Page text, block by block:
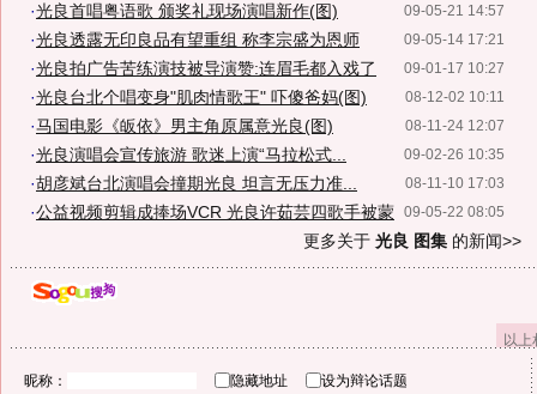
09-05-21 14:57
·光良首唱粤语歌 颁奖礼现场演唱新作(图)
09-05-14 17:21
·光良透露无印良品有望重组 称李宗盛为恩师
09-01-17 10:27
·光良拍广告苦练演技被导演赞:连眉毛都入戏了
08-12-02 10:11
·光良台北个唱变身"肌肉情歌王" 吓傻爸妈(图)
08-11-24 12:07
·马国电影《皈依》男主角原属意光良(图)
09-02-26 10:35
·光良演唱会宣传旅游 歌迷上演“马拉松式...
08-11-10 17:03
·胡彦斌台北演唱会撞期光良 坦言无压力准...
09-05-22 08:05
·公益视频剪辑成捧场VCR 光良许茹芸四歌手被蒙
更多关于 光良 图集 的新闻>>
以
昵称： 隐藏地址 设为辩论话题